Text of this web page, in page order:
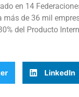
en 14
más de 36 mil
del Producto
LinkedIn